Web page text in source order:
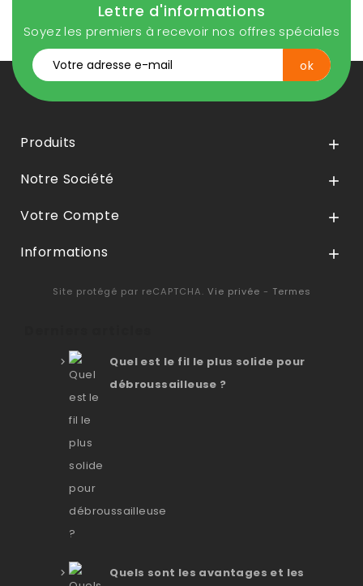
Lettre d'informations
Soyez les premiers à recevoir nos offres spéciales
Produits 
Notre Société 
Votre Compte 
Informations 
Site protégé par reCAPTCHA. Vie privée - Termes
Quel est le fil le plus solide pour
débroussailleuse ?
Quels sont les avantages et les